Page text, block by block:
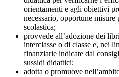
orientamenti e agli obiettivi
necessario, opportune
scolastica;
provvede all’adozione dei
interclasse o di classe e, nei
finanziarie indicate dal
sussidi didattici;
adotta o promuove